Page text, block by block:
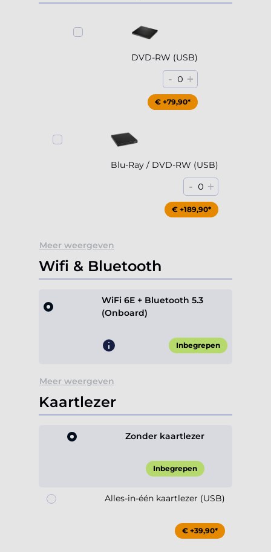
DVD-RW (USB)
- 0 +
€ +79,90*
Blu-Ray / DVD-RW (USB)
- 0 +
€ +189,90*
Meer weergeven
Wifi & Bluetooth
WiFi 6E + Bluetooth 5.3
(Onboard)
Inbegrepen
Meer weergeven
Kaartlezer
Zonder kaartlezer
Inbegrepen
Alles-in-één kaartlezer (USB)
€ +39,90*